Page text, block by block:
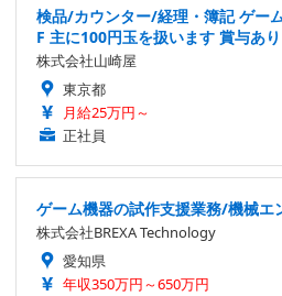
検品/カウンター/経理・簿記 ゲー
F 主に100円玉を扱います 賞与あり
株式会社山崎屋
東京都
月給25万円～
正社員
ゲーム機器の試作支援業務/機械エ
株式会社BREXA Technology
愛知県
年収350万円～650万円